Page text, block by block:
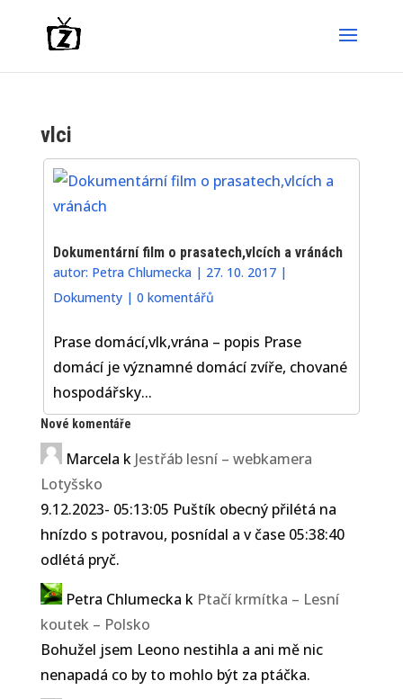
vlci
Dokumentární film o prasatech,vlcích a vránách
autor: Petra Chlumecka | 27. 10. 2017 |
Dokumenty |0 komentářů
Prase domácí,vlk,vrána – popis Prase
domácí je významné domácí zvíře, chované
hospodářsky...
Nové komentáře
Marcela k Jestřáb lesní – webkamera
Lotyšsko
9.12.2023- 05:13:05 Puštík obecný přilétá na
hnízdo s potravou, posnídal a v čase 05:38:40
odlétá pryč.
Petra Chlumecka k Ptačí krmítka – Lesní
koutek – Polsko
Bohužel jsem Leono nestihla a ani mě nic
nenapadá co by to mohlo být za ptáčka.